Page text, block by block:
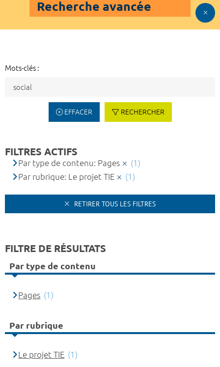
Recherche avancée
Mots-clés :
EFFACER RECHERCHER
FILTRES ACTIFS
Par type de contenu: Pages
(1)
Par rubrique: Le projet TIE
(1)
RETIRER TOUS LES FILTRES
FILTRE DE RÉSULTATS
Par type de contenu
Pages (1)
Par rubrique
Le projet TIE (1)